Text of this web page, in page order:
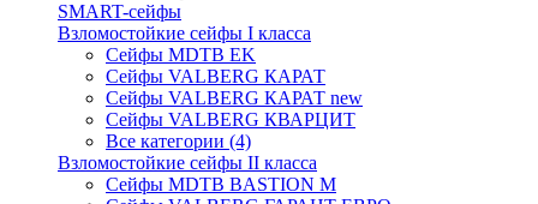
SMART-сейфы
Взломостойкие сейфы I класса
Сейфы MDTB EK
Сейфы VALBERG КАРАТ
Сейфы VALBERG КАРАТ new
Сейфы VALBERG КВАРЦИТ
Все категории (4)
Взломостойкие сейфы II класса
Сейфы MDTB BASTION M